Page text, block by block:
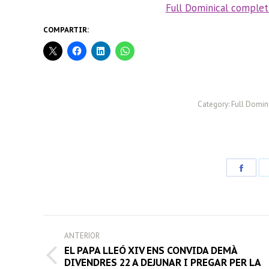
Full Dominical
COMPARTIR:
Category: Full
POST
NAVIGATION
ANTERIOR
Previous
EL PAPA LLEÓ XIV ENS CONVIDA DEMÀ
DIVENDRES 22 A DEJUNAR I PREGAR PER LA